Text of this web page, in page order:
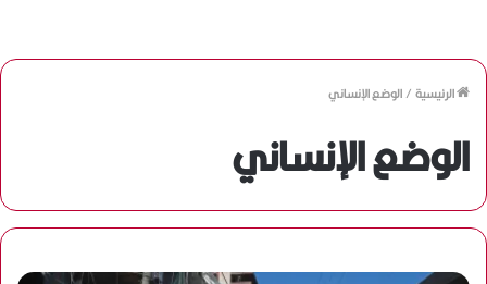
الرئيسية/الوضع الإنساني
الوضع الإنساني